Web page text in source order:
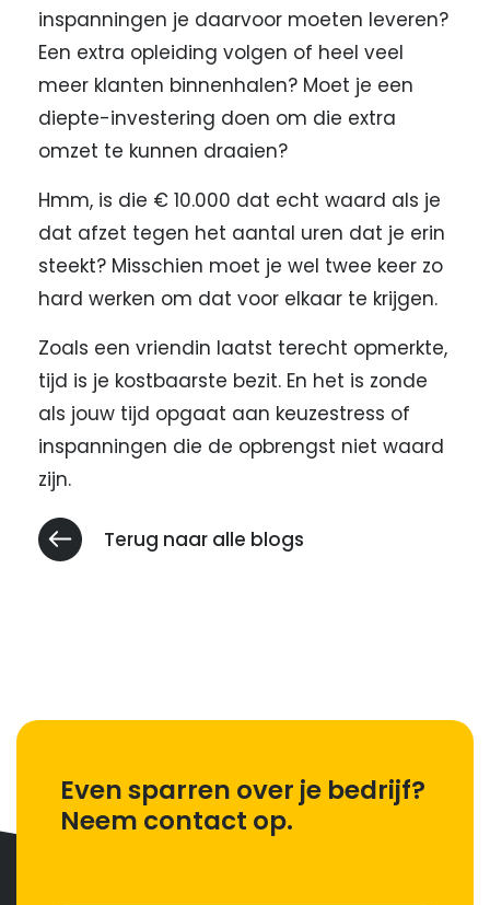
inspanningen je daarvoor moeten leveren?
Een extra opleiding volgen of heel veel
meer klanten binnenhalen? Moet je een
diepte-investering doen om die extra
omzet te kunnen draaien?
Hmm, is die € 10.000 dat echt waard als je
dat afzet tegen het aantal uren dat je erin
steekt? Misschien moet je wel twee keer zo
hard werken om dat voor elkaar te krijgen.
Zoals een vriendin laatst terecht opmerkte,
tijd is je kostbaarste bezit. En het is zonde
als jouw tijd opgaat aan keuzestress of
inspanningen die de opbrengst niet waard
zijn.
Terug naar alle blogs
Even sparren over je bedrijf?
Neem contact op.